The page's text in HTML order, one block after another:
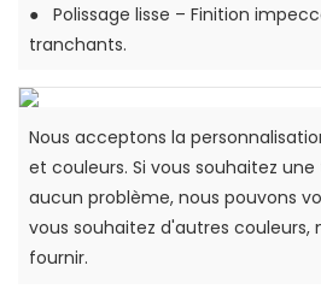
●
Polissage lisse – Finition
tranchants.
Nous acceptons la
et couleurs. Si vous souhaitez
aucun problème, nous pouvons
vous souhaitez d'autres couleurs,
fournir.